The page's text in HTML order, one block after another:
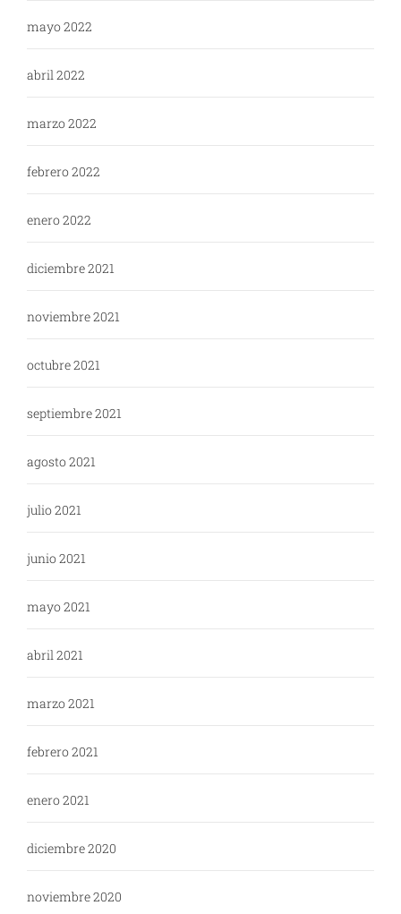
mayo 2022
abril 2022
marzo 2022
febrero 2022
enero 2022
diciembre 2021
noviembre 2021
octubre 2021
septiembre 2021
agosto 2021
julio 2021
junio 2021
mayo 2021
abril 2021
marzo 2021
febrero 2021
enero 2021
diciembre 2020
noviembre 2020